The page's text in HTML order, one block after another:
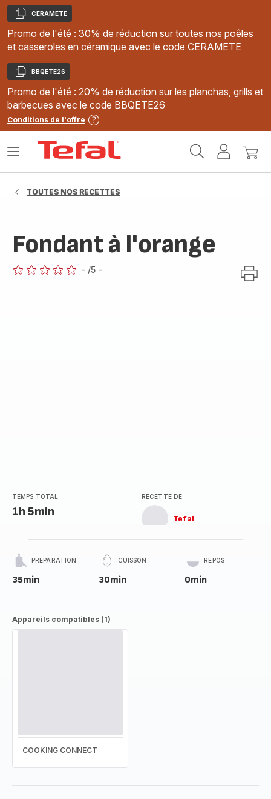
Copier
CERAMETE
Promo de l'été : 30% de réduction sur toutes nos poêles
et casseroles en céramique avec le code CERAMETE
Copier
BBQETE26
Promo de l'été : 20% de réduction sur les planchas, grills et
barbecues avec le code BBQETE26
Conditions de l'offre
MonMon
Ouvrir
TOUTES NOS RECETTES
Fondant à l'orange
- /5 -
TEMPS TOTAL
1h 5min
RECETTE DE
Tefal
PRÉPARATION
35min
CUISSON
30min
REPOS
0min
Appareils compatibles (1)
COOKING CONNECT